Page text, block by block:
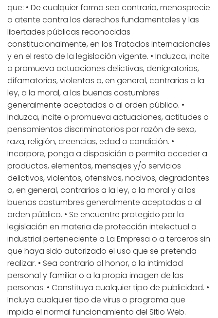
que: • De cualquier forma sea contrario, menosprecie
o atente contra los derechos fundamentales y las
libertades públicas reconocidas
constitucionalmente, en los Tratados Internacionales
y en el resto de la legislación vigente. • Induzca, incite
o promueva actuaciones delictivas, denigratorias,
difamatorias, violentas o, en general, contrarias a la
ley, a la moral, a las buenas costumbres
generalmente aceptadas o al orden público. •
Induzca, incite o promueva actuaciones, actitudes o
pensamientos discriminatorios por razón de sexo,
raza, religión, creencias, edad o condición. •
Incorpore, ponga a disposición o permita acceder a
productos, elementos, mensajes y/o servicios
delictivos, violentos, ofensivos, nocivos, degradantes
o, en general, contrarios a la ley, a la moral y a las
buenas costumbres generalmente aceptadas o al
orden público. • Se encuentre protegido por la
legislación en materia de protección intelectual o
industrial perteneciente a La Empresa o a terceros sin
que haya sido autorizado el uso que se pretenda
realizar. • Sea contrario al honor, a la intimidad
personal y familiar o a la propia imagen de las
personas. • Constituya cualquier tipo de publicidad. •
Incluya cualquier tipo de virus o programa que
impida el normal funcionamiento del Sitio Web.